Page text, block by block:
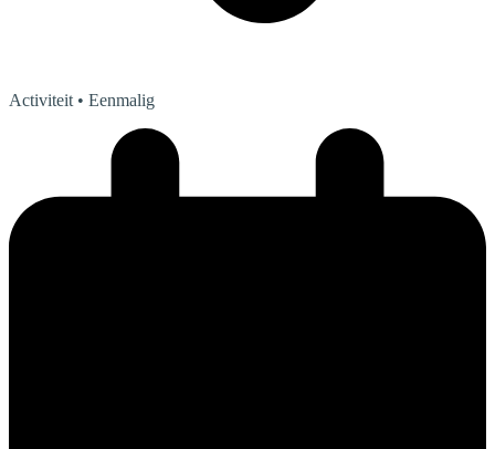
Activiteit • Eenmalig